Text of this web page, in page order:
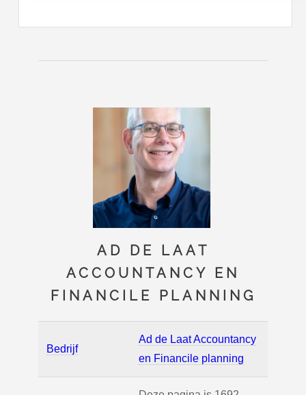
AD DE LAAT
ACCOUNTANCY EN
FINANCILE PLANNING
Bedrijf
Ad de Laat Accountancy
en Financile planning